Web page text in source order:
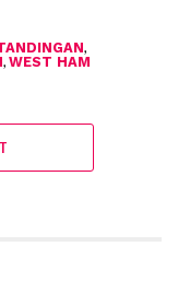
,
, WEST HAM